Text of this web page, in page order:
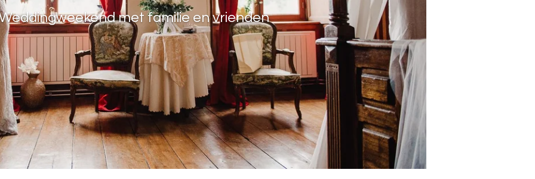
met familie en vrienden